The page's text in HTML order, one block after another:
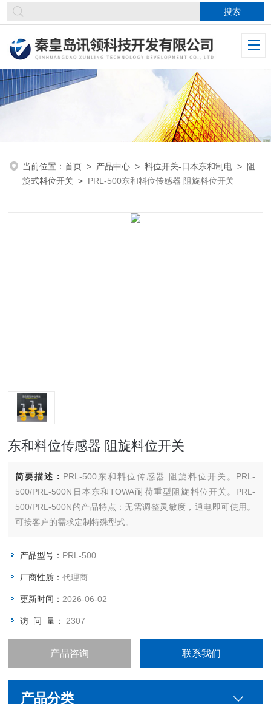
当前位置：首页 > 产品中心 >料位开关-日本东和制电 > 阻
旋式料位开关 > PRL-500东和料位传感器 阻旋料位开关
东和料位传感器 阻旋料位开关
简要描述： PRL-500东和料位传感器 阻旋料位开关。PRL-
500/PRL-500N日本东和TOWA耐荷重型阻旋料位开关。PRL-
500/PRL-500N的产品特点：无需调整灵敏度，通电即可使用。
可按客户的需求定制特殊型式。
产品型号： PRL-500
厂商性质：代理商
更新时间： 2026-06-02
访 问 量： 2307
产品咨询 联系我们
产品分类